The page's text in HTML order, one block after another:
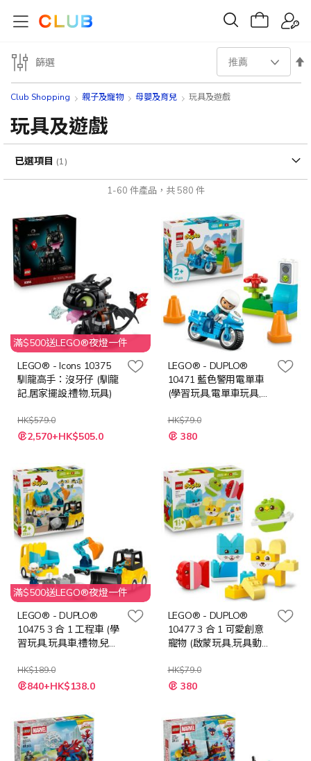
Club Shopping 親子及寵物 母嬰及育兒 玩具及遊戲
玩具及遊戲
1-60 件產品，共580 件
設
序
方
滿$500送LEGO®夜燈一件
LEGO® - Icons 10375
馴龍高手：沒牙仔 (馴龍
記,居家擺設,禮物,玩具)
HK$579.0
特
殊 2,570+HK$505.0
LEGO® - DUPLO®
10471 藍色警用電單車
(學習玩具,電單車玩具,禮
HK$79.0
特
殊 380
滿$500送LEGO®夜燈一件
LEGO® - DUPLO®
10475 3 合 1 工程車 (學
習玩具,玩具車,禮物,兒童
HK$189.0
特
殊 840+HK$138.0
LEGO® - DUPLO®
10477 3 合 1 可愛創意
寵物 (啟蒙玩具,玩具動
HK$79.0
特
殊 380
篩選
已選項目